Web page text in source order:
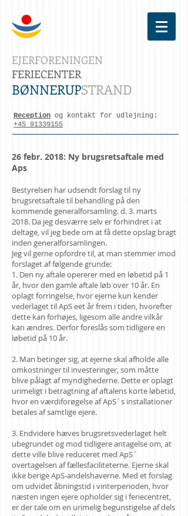
EJERFORENINGEN
FERIECENTER
BØNNERUPSTRAND
Reception og kontakt for udlejning:
+45 91339155
26 febr. 2018: Ny brugsretsaftale med
Aps
Bestyrelsen har udsendt forslag til ny
brugsretsaftale til behandling på den
kommende generalforsamling. d. 3. marts
2018. Da jeg desværre selv er forhindret i at
deltage, vil jeg bede om at få dette opslag bragt
inden generalforsamlingen.
Jeg vil gerne opfordre til, at man stemmer imod
forslaget af følgende grunde:
1. Den ny aftale opererer med en løbetid på 1
år, hvor den gamle aftale løb over 10 år. En
oplagt forringelse, hvor ejerne kun kender
vederlaget til ApS eet år frem i tiden, hvorefter
dette kan forhøjes, ligesom alle andre vilkår
kan ændres. Derfor foreslås som tidligere en
løbetid på 10 år.
2. Man betinger sig, at ejerne skal afholde alle
omkostninger til investeringer, som måtte
blive pålagt af myndighederne. Dette er oplagt
urimeligt i betragtning af aftalens korte løbetid,
hvor en værdiforøgelse af ApS´s installationer
betales af samtlige ejere.
3. Endvidere hæves brugsretsvederlaget helt
ubegrundet og mod tidligere antagelse om, at
dette ville blive reduceret med ApS´
overtagelsen af fællesfaciliteterne. Ejerne skal
ikke berige ApS-andelshaverne. Med et forslag
om udvidet åbningstid i vinterperioden, hvor
næsten ingen ejere opholder sig i feriecentret,
er der tale om en urimelig begunstigelse af dels